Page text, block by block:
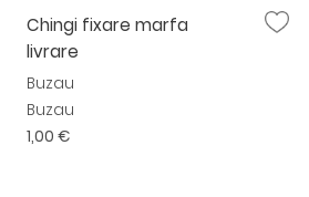
Chingi fixare marfa
livrare
Buzau
Buzau
1,00 €